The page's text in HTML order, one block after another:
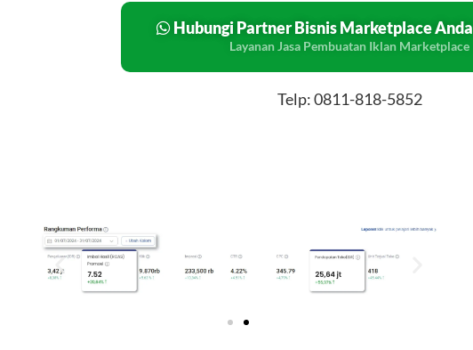
Hubungi Partner Bisnis Marketplace
Layanan Jasa Pembuatan Iklan Marketplace
Telp: 0811-818-5852